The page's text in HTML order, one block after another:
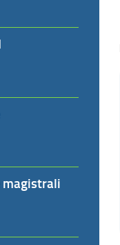
magistrali